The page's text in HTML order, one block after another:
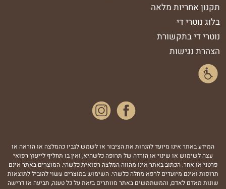
תקנון אחריות מלאה
בלוג נוטרי די
נוטרי די בתקשורת
הצהרת נגישות
המידע באתר אינו מיועד להנחות את הציבור או לשמש לגביו כהמלצה או הוראה או
עצה לשימוש או שינוי או הורדה של תרופה כלשהיא, ואין בו תחליף לייעוץ רפואי
פרטני או אחר. הכתוב באתר אינו מהווה המלצה רפואית כלשהי. המוצרים באתר אינם
תרופות ואינם מיועדים לרפא מחלה כלשהי. השימוש במוצרים עשוי להוביל לתוצאות
שונות מאדם לאדם, והמשתמשים באתר מוותרים בזאת על כל טענה, תביעה או דרישה